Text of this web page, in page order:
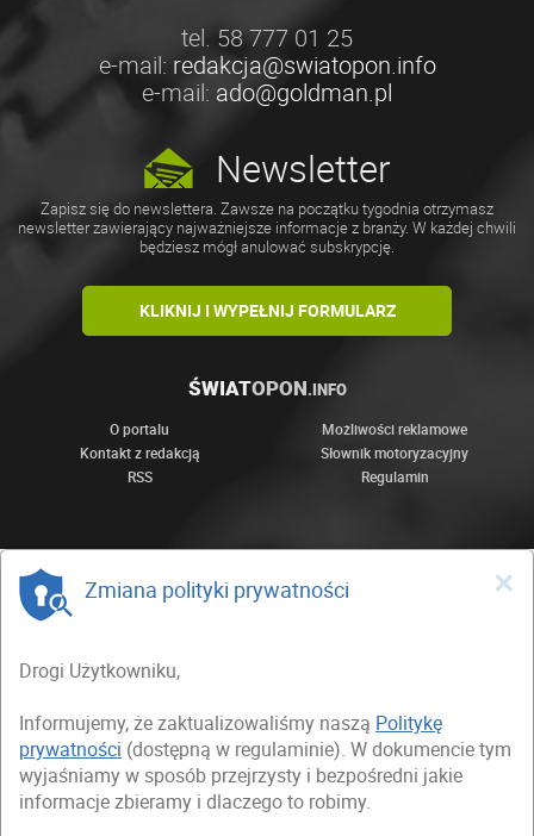
tel. 58 777 01 25
e-mail: redakcja@swiatopon.info
e-mail: ado@goldman.pl
Newsletter
Zapisz się do newslettera. Zawsze na początku tygodnia otrzymasz
newsletter zawierający najważniejsze informacje z branży. W każdej chwili
będziesz mógł anulować subskrypcję.
KLIKNIJ I WYPEŁNIJ FORMULARZ
ŚWIATOPON.INFO
O portalu
Możliwości reklamowe
Kontakt z redakcją
Słownik motoryzacyjny
RSS
Regulamin
×
Zmiana polityki prywatności
Drogi Użytkowniku,
Informujemy, że zaktualizowaliśmy naszą Politykę
prywatności (dostępną w regulaminie). W dokumencie tym
wyjaśniamy w sposób przejrzysty i bezpośredni jakie
informacje zbieramy i dlaczego to robimy.